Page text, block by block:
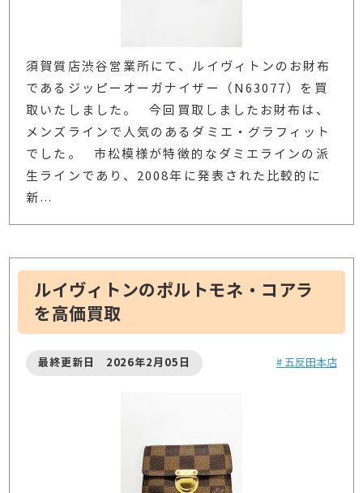
須賀質店渋谷営業所にて、ルイヴィトンのお財布
であるジッピーオーガナイザー（N63077）を買
取いたしました。 今回買取しましたお財布は、
メンズラインで人気のあるダミエ・グラフィット
でした。 市松模様が特徴的なダミエラインの派
生ラインであり、2008年に発表された比較的に
新…
ルイヴィトンのポルトモネ・コアラ
を高価買取
最終更新日 2026年2月05日 # 五反田本店